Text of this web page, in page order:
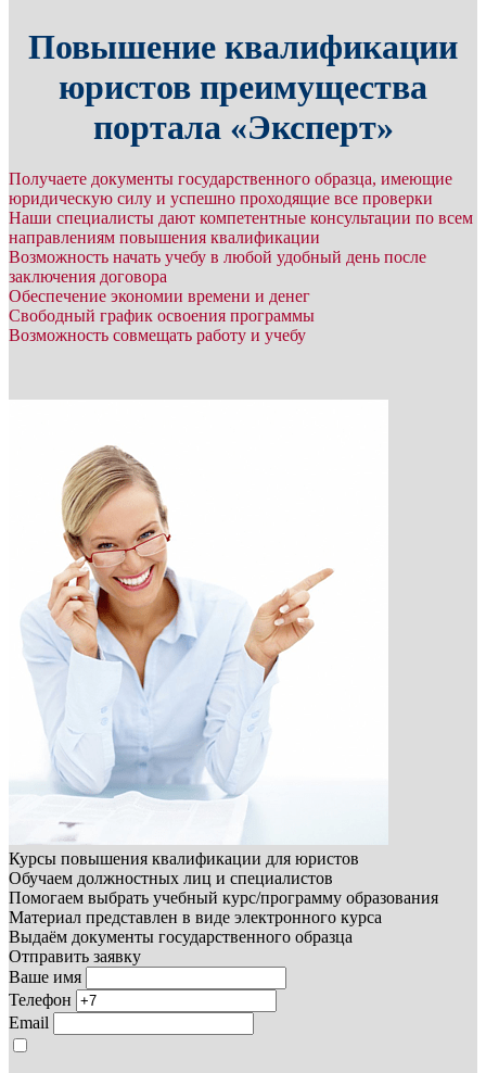
Повышение квалификации
юристов преимущества
портала «Эксперт»
Получаете документы государственного образца, имеющие
юридическую силу и успешно проходящие все проверки
Наши специалисты дают компетентные консультации по всем
направлениям повышения квалификации
Возможность начать учебу в любой удобный день после
заключения договора
Обеспечение экономии времени и денег
Свободный график освоения программы
Возможность совмещать работу и учебу
Курсы повышения квалификации для юристов
Обучаем должностных лиц и специалистов
Помогаем выбрать учебный курс/программу образования
Материал представлен в виде электронного курса
Выдаём документы государственного образца
Отправить заявку
Ваше имя
Телефон
Email